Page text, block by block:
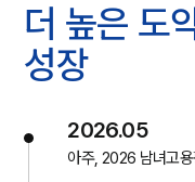
더 높은 도
성장
2026.05
아주, 2026 남녀고